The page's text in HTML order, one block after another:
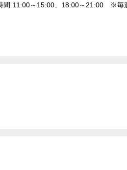
11:00～15:00、18:00～21:00 ※毎